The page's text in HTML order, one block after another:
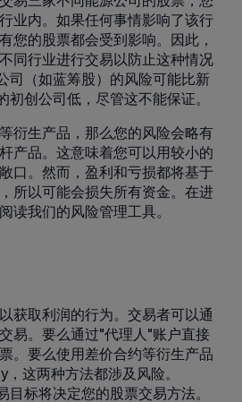
业内。如果任何事情影响了该行
您的股票都会受到影响。因此，
同行业进行交易以防止这种情况
（如蓝筹股）的风险可能比新
创公司低，尽管这不能保证。
衍生产品，那么您的风险会略有
产品。这意味着您可以用较小的
口。然而，盈利和亏损都将基于
所以可能会损失所有资金。在进
读我们的风险管理工具。
获取利润的行为。交易者可以通
易。要么通过"代理人"账户直接
。要么使用差价合约等衍生产品
这两种方法都涉及风险。
标将决定您的股票交易方法。